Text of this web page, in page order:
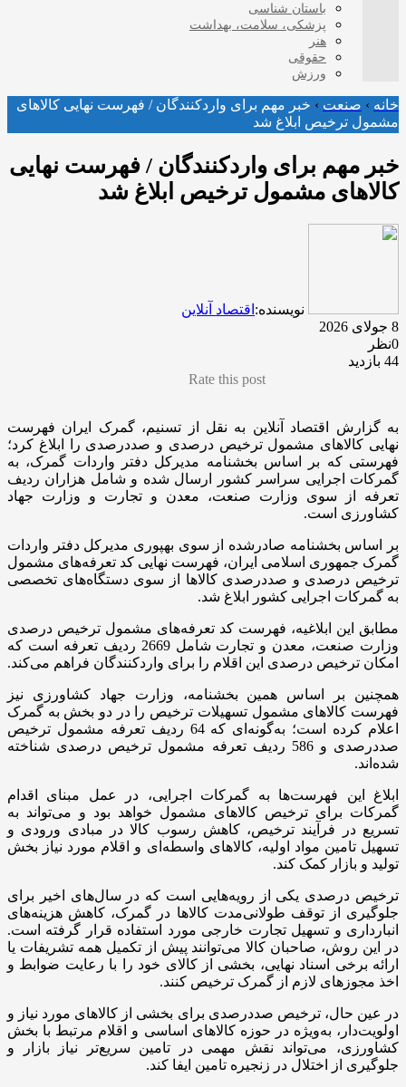
باستان شناسی
پزشکی، سلامت، بهداشت
هنر
حقوقی
ورزش
خانه › صنعت › خبر مهم برای واردکنندگان / فهرست نهایی کالاهای
مشمول ترخیص ابلاغ شد
خبر مهم برای واردکنندگان / فهرست نهایی
کالاهای مشمول ترخیص ابلاغ شد
نویسنده: اقتصاد آنلاین
8 جولای 2026
0نظر
44 بازدید
Rate this post
به گزارش اقتصاد آنلاین به نقل از تسنیم، گمرک ایران فهرست
نهایی کالاهای مشمول ترخیص درصدی و صددرصدی را ابلاغ کرد؛
فهرستی که بر اساس بخشنامه مدیرکل دفتر واردات گمرک، به
گمرکات اجرایی سراسر کشور ارسال شده و شامل هزاران ردیف
تعرفه از سوی وزارت صنعت، معدن و تجارت و وزارت جهاد
کشاورزی است.
بر اساس بخشنامه صادرشده از سوی بهپوری مدیرکل دفتر واردات
گمرک جمهوری اسلامی ایران، فهرست نهایی کد تعرفه‌های مشمول
ترخیص درصدی و صددرصدی کالاها از سوی دستگاه‌های تخصصی
به گمرکات اجرایی کشور ابلاغ شد.
مطابق این ابلاغیه، فهرست کد تعرفه‌های مشمول ترخیص درصدی
وزارت صنعت، معدن و تجارت شامل 2669 ردیف تعرفه است که
امکان ترخیص درصدی این اقلام را برای واردکنندگان فراهم می‌کند.
همچنین بر اساس همین بخشنامه، وزارت جهاد کشاورزی نیز
فهرست کالاهای مشمول تسهیلات ترخیص را در دو بخش به گمرک
اعلام کرده است؛ به‌گونه‌ای که 64 ردیف تعرفه مشمول ترخیص
صددرصدی و 586 ردیف تعرفه مشمول ترخیص درصدی شناخته
شده‌اند.
ابلاغ این فهرست‌ها به گمرکات اجرایی، در عمل مبنای اقدام
گمرکات برای ترخیص کالاهای مشمول خواهد بود و می‌تواند به
تسریع در فرآیند ترخیص، کاهش رسوب کالا در مبادی ورودی و
تسهیل تامین مواد اولیه، کالاهای واسطه‌ای و اقلام مورد نیاز بخش
تولید و بازار کمک کند.
ترخیص درصدی یکی از رویه‌هایی است که در سال‌های اخیر برای
جلوگیری از توقف طولانی‌مدت کالاها در گمرک، کاهش هزینه‌های
انبارداری و تسهیل تجارت خارجی مورد استفاده قرار گرفته است.
در این روش، صاحبان کالا می‌توانند پیش از تکمیل همه تشریفات یا
ارائه برخی اسناد نهایی، بخشی از کالای خود را با رعایت ضوابط و
اخذ مجوزهای لازم از گمرک ترخیص کنند.
در عین حال، ترخیص صددرصدی برای بخشی از کالاهای مورد نیاز و
اولویت‌دار، به‌ویژه در حوزه کالاهای اساسی و اقلام مرتبط با بخش
کشاورزی، می‌تواند نقش مهمی در تامین سریع‌تر نیاز بازار و
جلوگیری از اختلال در زنجیره تامین ایفا کند.